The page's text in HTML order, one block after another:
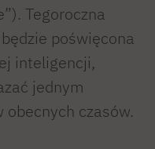
Tegoroczna
poświęcona
inteligencji,
jednym
obecnych czasów.